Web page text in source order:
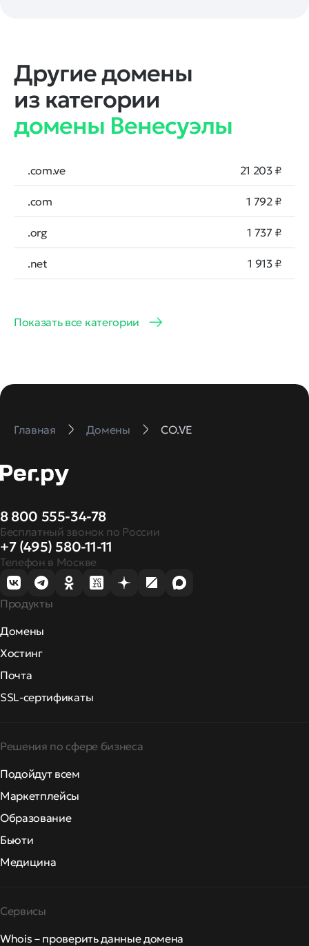
Другие домены
из категории
домены Венесуэлы
.com.ve 21 203 ₽
.com 1 792 ₽
.org 1 737 ₽
.net 1 913 ₽
Показать все категории
Главная Домены CO.VE
8 800 555-34-78
Бесплатный звонок по России
+7 (495) 580-11-11
Телефон в Москве
Продукты
Домены
Хостинг
Почта
SSL-сертификаты
Решения по сфере бизнеса
Подойдут всем
Маркетплейсы
Образование
Бьюти
Медицина
Сервисы
Whois – проверить данные домена